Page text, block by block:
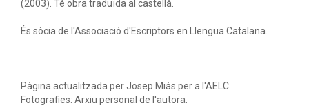
(2003). Té obra traduïda al castellà.
És sòcia de l'Associació d'Escriptors en Llengua Catalana.
Pàgina actualitzada per Josep Miàs per a l'AELC.
Fotografies: Arxiu personal de l'autora.